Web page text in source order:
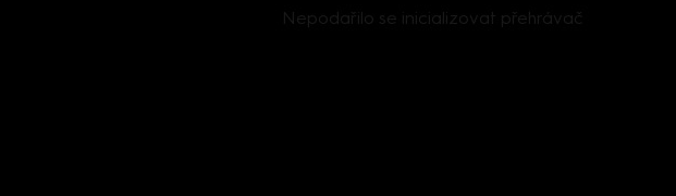
Nepodařilo se inicializovat přehrávač